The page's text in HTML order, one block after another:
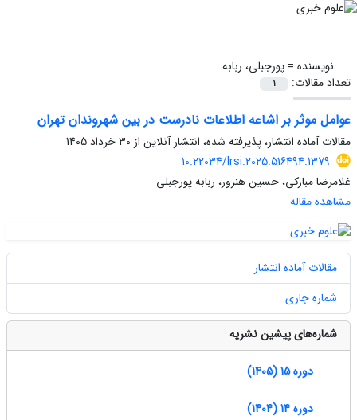
نویسنده =پورجبلی، ربابه
تعداد مقالات:
1
عوامل موثر بر اشاعه اطلاعات نادرست در بین شهروندان تهران
مقالات آماده انتشار، پذیرفته شده، انتشار آنلاین از 30 خرداد 1405
10.22034/lrsi.2025.516494.1379
غلامرضا مبارکی، حسین هنرور، ربابه پورجبلی
مشاهده مقاله
مقالات آماده انتشار
شماره جاری
شماره‌های پیشین نشریه
دوره 15 (1405)
دوره 14 (1404)